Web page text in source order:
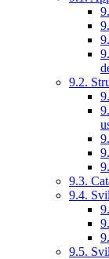
9.2.
9.3.
9.4.
9.5.